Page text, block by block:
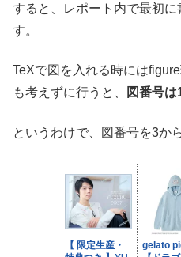
すると、レポート内で最初
す。
TeXで図を入れる時には
も考えずに行うと、
図番号
というわけで、図番号を3か